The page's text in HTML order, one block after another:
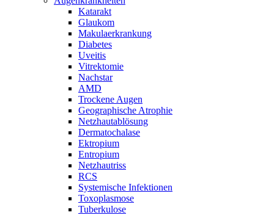
Katarakt
Glaukom
Makulaerkrankung
Diabetes
Uveitis
Vitrektomie
Nachstar
AMD
Trockene Augen
Geographische Atrophie
Netzhautablösung
Dermatochalase
Ektropium
Entropium
Netzhautriss
RCS
Systemische Infektionen
Toxoplasmose
Tuberkulose